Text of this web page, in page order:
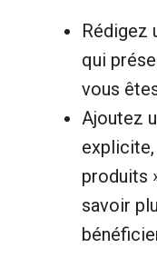
Rédigez
qui
vous
Ajoutez
produits
savoir